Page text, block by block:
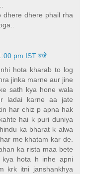
dhere dhere phail rha
pm IST बजे
hota kharab to log
jinka marne aur jine
sath kya hone wala
ladai karne aa jate
har chiz p apna hak
hai k puri duniya
ka bharat k alwa
me khatam kar de.
ka rista maa bete
hota h inhe apni
krk itni janshankhya